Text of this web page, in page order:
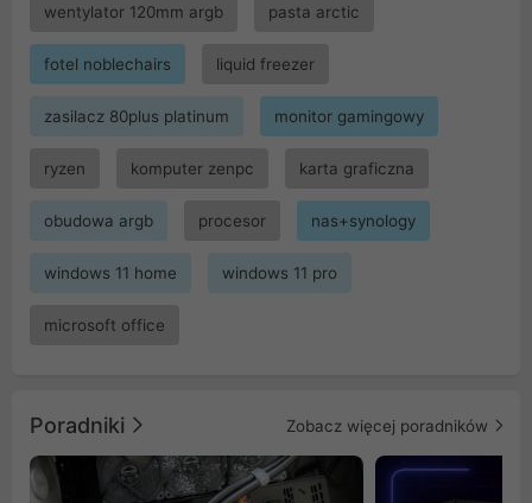
wentylator 120mm argb pasta arctic
fotel noblechairs liquid freezer
zasilacz 80plus platinum monitor gamingowy
ryzen komputer zenpc karta graficzna
obudowa argb procesor nas+synology
windows 11 home windows 11 pro
microsoft office
Poradniki Zobacz więcej poradników